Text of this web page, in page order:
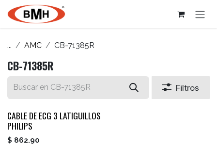
Ir al contenido
... AMC CB-71385R
CB-71385R
Filtros
CABLE DE ECG 3 LATIGUILLOS
PHILIPS
$ 862.90